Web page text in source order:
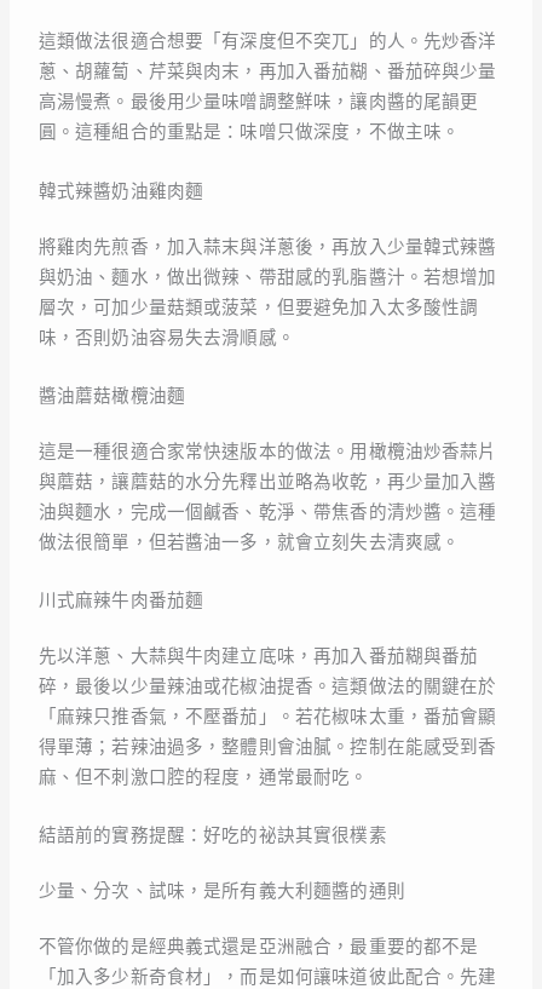
這類做法很適合想要「有深度但不突兀」的人。先炒香洋
蔥、胡蘿蔔、芹菜與肉末，再加入番茄糊、番茄碎與少量
高湯慢煮。最後用少量味噌調整鮮味，讓肉醬的尾韻更
圓。這種組合的重點是：味噌只做深度，不做主味。
韓式辣醬奶油雞肉麵
將雞肉先煎香，加入蒜末與洋蔥後，再放入少量韓式辣醬
與奶油、麵水，做出微辣、帶甜感的乳脂醬汁。若想增加
層次，可加少量菇類或菠菜，但要避免加入太多酸性調
味，否則奶油容易失去滑順感。
醬油蘑菇橄欖油麵
這是一種很適合家常快速版本的做法。用橄欖油炒香蒜片
與蘑菇，讓蘑菇的水分先釋出並略為收乾，再少量加入醬
油與麵水，完成一個鹹香、乾淨、帶焦香的清炒醬。這種
做法很簡單，但若醬油一多，就會立刻失去清爽感。
川式麻辣牛肉番茄麵
先以洋蔥、大蒜與牛肉建立底味，再加入番茄糊與番茄
碎，最後以少量辣油或花椒油提香。這類做法的關鍵在於
「麻辣只推香氣，不壓番茄」。若花椒味太重，番茄會顯
得單薄；若辣油過多，整體則會油膩。控制在能感受到香
麻、但不刺激口腔的程度，通常最耐吃。
結語前的實務提醒：好吃的祕訣其實很樸素
少量、分次、試味，是所有義大利麵醬的通則
不管你做的是經典義式還是亞洲融合，最重要的都不是
「加入多少新奇食材」，而是如何讓味道彼此配合。先建